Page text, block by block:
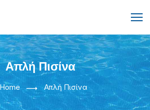
Απλή Πισίνα
Home Απλή Πισίνα